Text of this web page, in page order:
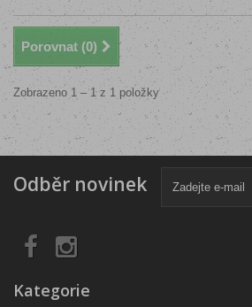
Porovnat (0)
Zobrazeno 1 – 1 z 1 položky
Odběr novinek
Kategorie